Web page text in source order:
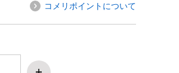
コメリポイントについて